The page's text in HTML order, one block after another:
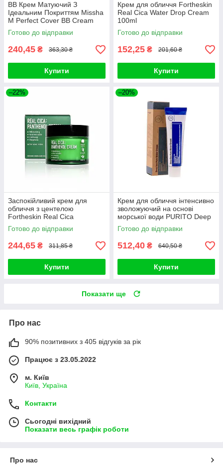
ВВ Крем Матуючий З
Ідеальним Покриттям Missha
M Perfect Cover BB Cream
SPF42 PA+++ (50ml, 29
відтінок - карамельний беж)
Готово до відправки
240,45 ₴ 363,30 ₴
Купити
Крем для обличчя Fortheskin
Real Cica Water Drop Cream
100ml
Готово до відправки
152,25 ₴ 201,60 ₴
Купити
–22%
Заспокійливий крем для
обличчя з центелою
Fortheskin Real Cica
Panthenol Cream 60ml
Готово до відправки
244,65 ₴ 311,85 ₴
Купити
–20%
Крем для обличчя інтенсивно
зволожуючий на основі
морської води PURITO Deep
Sea Pure Water Cream (#50g)
Готово до відправки
512,40 ₴ 640,50 ₴
Купити
Показати ще
Про нас
90% позитивних з 405 відгуків за рік
Працює з 23.05.2022
м. Київ
Київ, Україна
Контакти
Сьогодні вихідний
Показати весь графік роботи
Про нас